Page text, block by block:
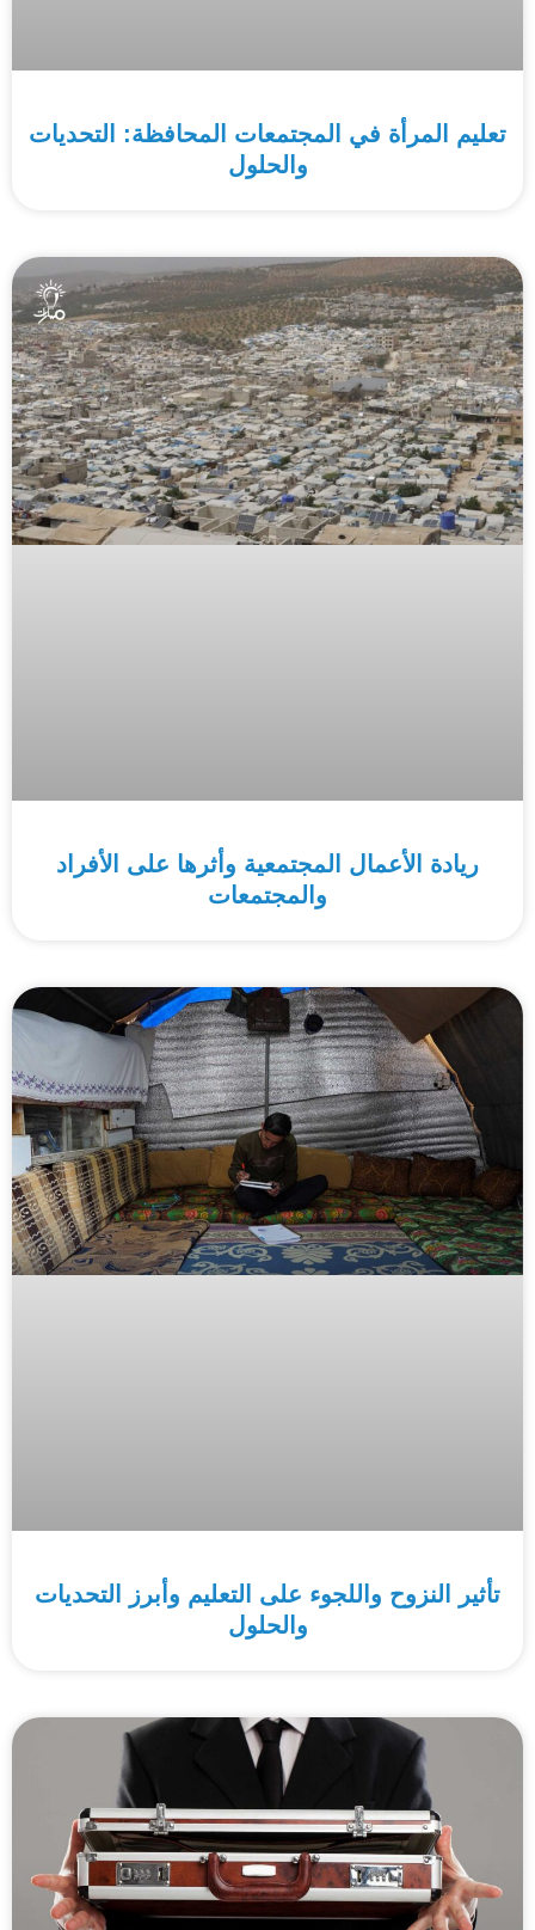
تعليم المرأة في المجتمعات المحافظة: التحديات
والحلول
ريادة الأعمال المجتمعية وأثرها على الأفراد
والمجتمعات
تأثير النزوح واللجوء على التعليم وأبرز التحديات
والحلول